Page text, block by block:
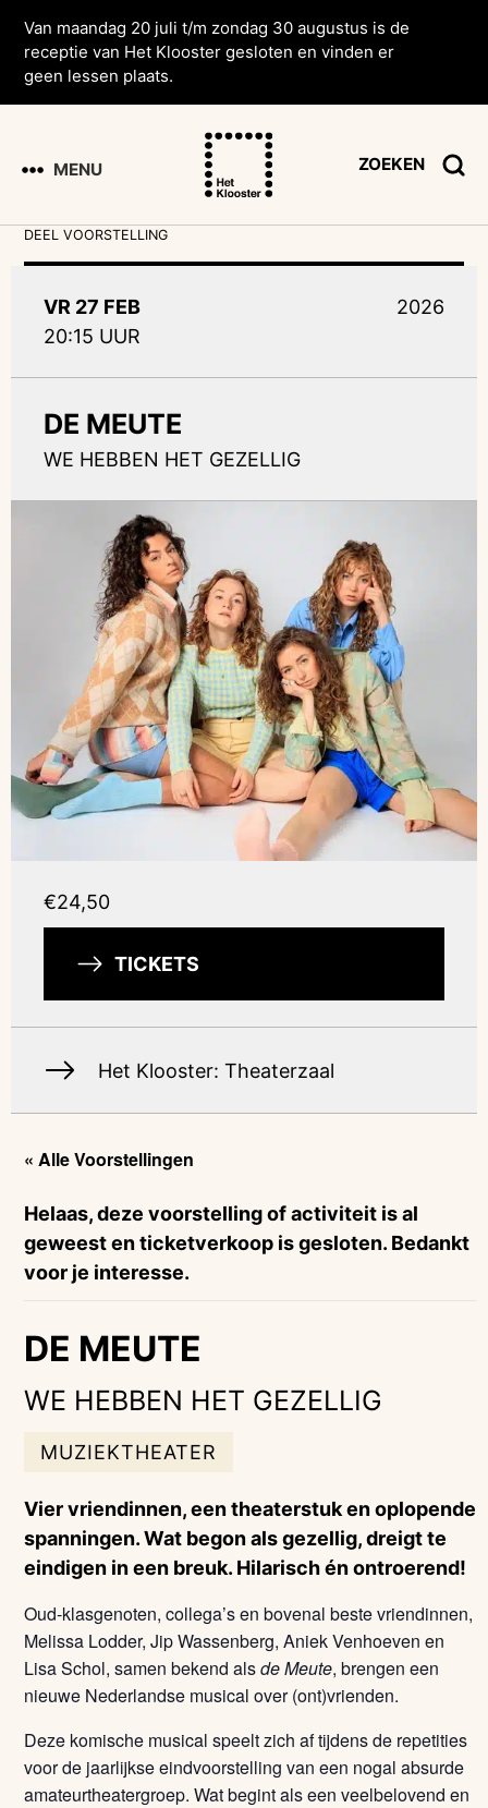
Van maandag 20 juli t/m zondag 30 augustus is de
receptie van Het Klooster gesloten en vinden er
geen lessen plaats.
MENU ZOEKEN
DEEL VOORSTELLING
« Alle Voorstellingen
Helaas, deze voorstelling of activiteit is al
geweest en ticketverkoop is gesloten. Bedankt
voor je interesse.
DE MEUTE
WE HEBBEN HET GEZELLIG
MUZIEKTHEATER
Vier vriendinnen, een theaterstuk en oplopende
spanningen. Wat begon als gezellig, dreigt te
eindigen in een breuk. Hilarisch én ontroerend!
Oud-klasgenoten, collega’s en bovenal beste vriendinnen,
Melissa Lodder, Jip Wassenberg, Aniek Venhoeven en
Lisa Schol, samen bekend alsde Meute, brengen een
nieuwe Nederlandse musical over (ont)vrienden.
Deze komische musical speelt zich af tijdens de repetities
voor de jaarlijkse eindvoorstelling van een nogal absurde
amateurtheatergroep. Wat begint als een veelbelovend en
VR 27 FEB
20:15 UUR
2026
DE MEUTE
WE HEBBEN HET GEZELLIG
€24,50
TICKETS
Het Klooster: Theaterzaal